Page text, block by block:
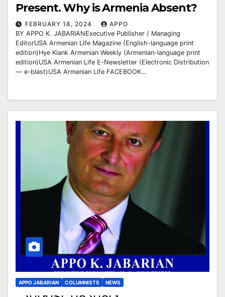
Present. Why is Armenia Absent?
FEBRUARY 18, 2024
APPO
BY APPO K. JABARIANExecutive Publisher / Managing
EditorUSA Armenian Life Magazine (English-language print
edition)Hye Kiank Armenian Weekly (Armenian-language print
edition)USA Armenian Life E-Newsletter (Electronic Distribution
— e-blast)USA Armenian Life FACEBOOK…
APPO JABARIAN COLUMNISTS NEWS